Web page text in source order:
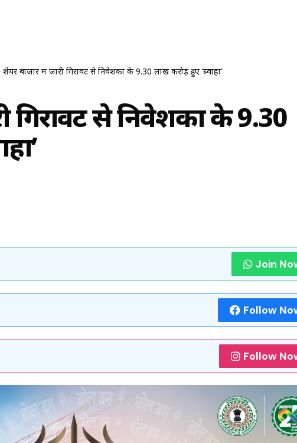
शेयर बाजार में जारी गिरावट से निवेशकों के 9.30 लाख करोड़ हुए ‘स्वाहा’
गिरावट से निवेशकों के 9.30
Join
Follow
Follow